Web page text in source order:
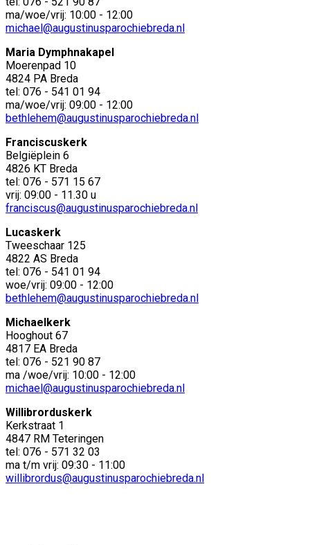
ma/woe/vrij: 10:00 - 12:00
michael@augustinusparochiebreda.nl
Maria Dymphnakapel
Moerenpad 10
4824 PA Breda
tel: 076 - 541 01 94
ma/woe/vrij: 09:00 - 12:00
bethlehem@augustinusparochiebreda.nl
Franciscuskerk
Belgiëplein 6
4826 KT Breda
tel: 076 - 571 15 67
vrij: 09:00 - 11.30 u
franciscus@augustinusparochiebreda.nl
Lucaskerk
Tweeschaar 125
4822 AS Breda
tel: 076 - 541 01 94
woe/vrij: 09:00 - 12:00
bethlehem@augustinusparochiebreda.nl
Michaelkerk
Hooghout 67
4817 EA Breda
tel: 076 - 521 90 87
ma /woe/vrij: 10:00 - 12:00
michael@augustinusparochiebreda.nl
Willibrorduskerk
Kerkstraat 1
4847 RM Teteringen
tel: 076 - 571 32 03
ma t/m vrij: 09:30 - 11:00
willibrordus@augustinusparochiebreda.nl